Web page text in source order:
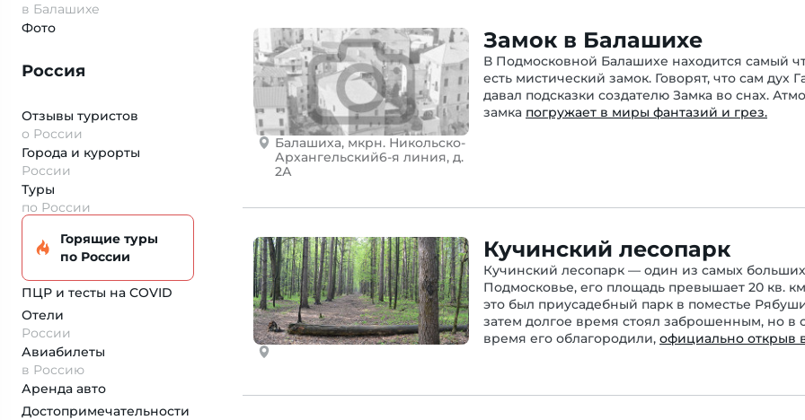
в Балашихе
Фото
Россия
Отзывы туристов
о России
Города и курорты
России
Туры
по России
Горящие туры
по России
ПЦР и тесты на COVID
Отели
России
Авиабилеты
в Россию
Аренда авто
Достопримеча­тельности
Балашиха, мкрн. Никольско-
Архангельский6-я линия, д.
2А
Замок в Балашихе
В Подмосковной Балашихе находится самый
есть мистический замок. Говорят, что сам дух
давал подсказки создателю Замка во снах.
замка погружает в миры фантазий и грез.
Кучинский лесопарк
Кучинский лесопарк — один из самых
Подмосковье, его площадь превышает 20 кв.
это был приусадебный парк в поместье
затем долгое время стоял заброшенным, но в
время его облагородили, официально открыв в